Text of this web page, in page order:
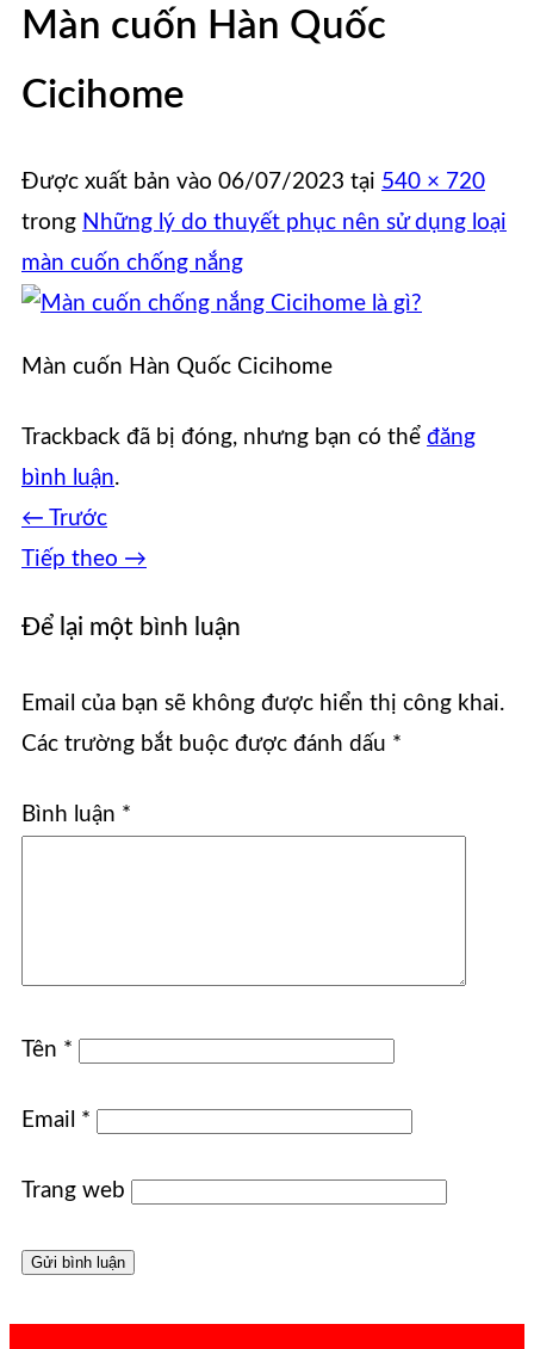
Màn cuốn Hàn Quốc
Cicihome
Được xuất bản vào 06/07/2023 tại 540 × 720
trong Những lý do thuyết phục nên sử dụng loại
màn cuốn chống nắng
Màn cuốn Hàn Quốc Cicihome
Trackback đã bị đóng, nhưng bạn có thể đăng
bình luận.
← Trước
Tiếp theo →
Để lại một bình luận
Email của bạn sẽ không được hiển thị công khai.
Các trường bắt buộc được đánh dấu *
Bình luận *
Tên *
Email *
Trang web